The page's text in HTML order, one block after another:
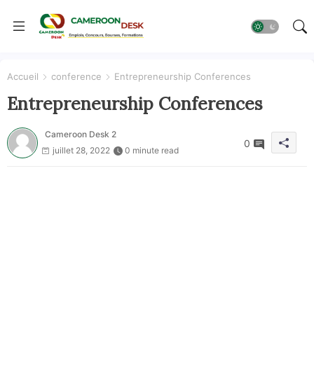
Accueil conference Entrepreneurship Conferences
Entrepreneurship Conferences
Cameroon Desk 2
juillet 28, 2022
0 minute read
0